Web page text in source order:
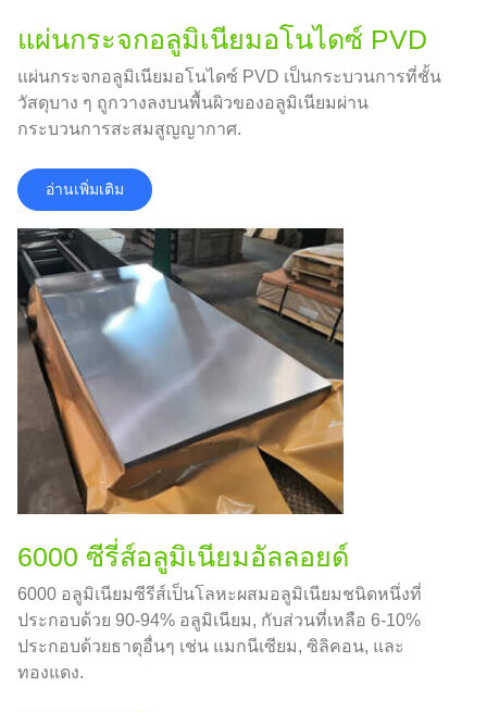
แผ่นกระจกอลูมิเนียมอโนไดซ์ PVD
แผ่นกระจกอลูมิเนียมอโนไดซ์ PVD เป็นกระบวนการที่ชั้น
วัสดุบาง ๆ ถูกวางลงบนพื้นผิวของอลูมิเนียมผ่าน
กระบวนการสะสมสูญญากาศ.
อ่านเพิ่มเติม
6000 ซีรี่ส์อลูมิเนียมอัลลอยด์
6000 อลูมิเนียมซีรีส์เป็นโลหะผสมอลูมิเนียมชนิดหนึ่งที่
ประกอบด้วย 90-94% อลูมิเนียม, กับส่วนที่เหลือ 6-10%
ประกอบด้วยธาตุอื่นๆ เช่น แมกนีเซียม, ซิลิคอน, และ
ทองแดง.